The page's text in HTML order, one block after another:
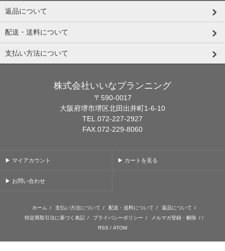
返品について
配送・送料について
支払い方法について
株式会社いいなプランニング
〒590-0017
大阪府堺市堺区北田出井町1-6-10
TEL.072-227-2927
FAX.072-229-8060
▶ マイアカウント ▶ カートを見る
▶ お問い合わせ
ホーム / 支払い方法について / 配送・送料について / 返品について /
特定商取引法に基づく表記 / プライバシーポリシー / メルマガ登録・解除 / /
RSS / ATOM